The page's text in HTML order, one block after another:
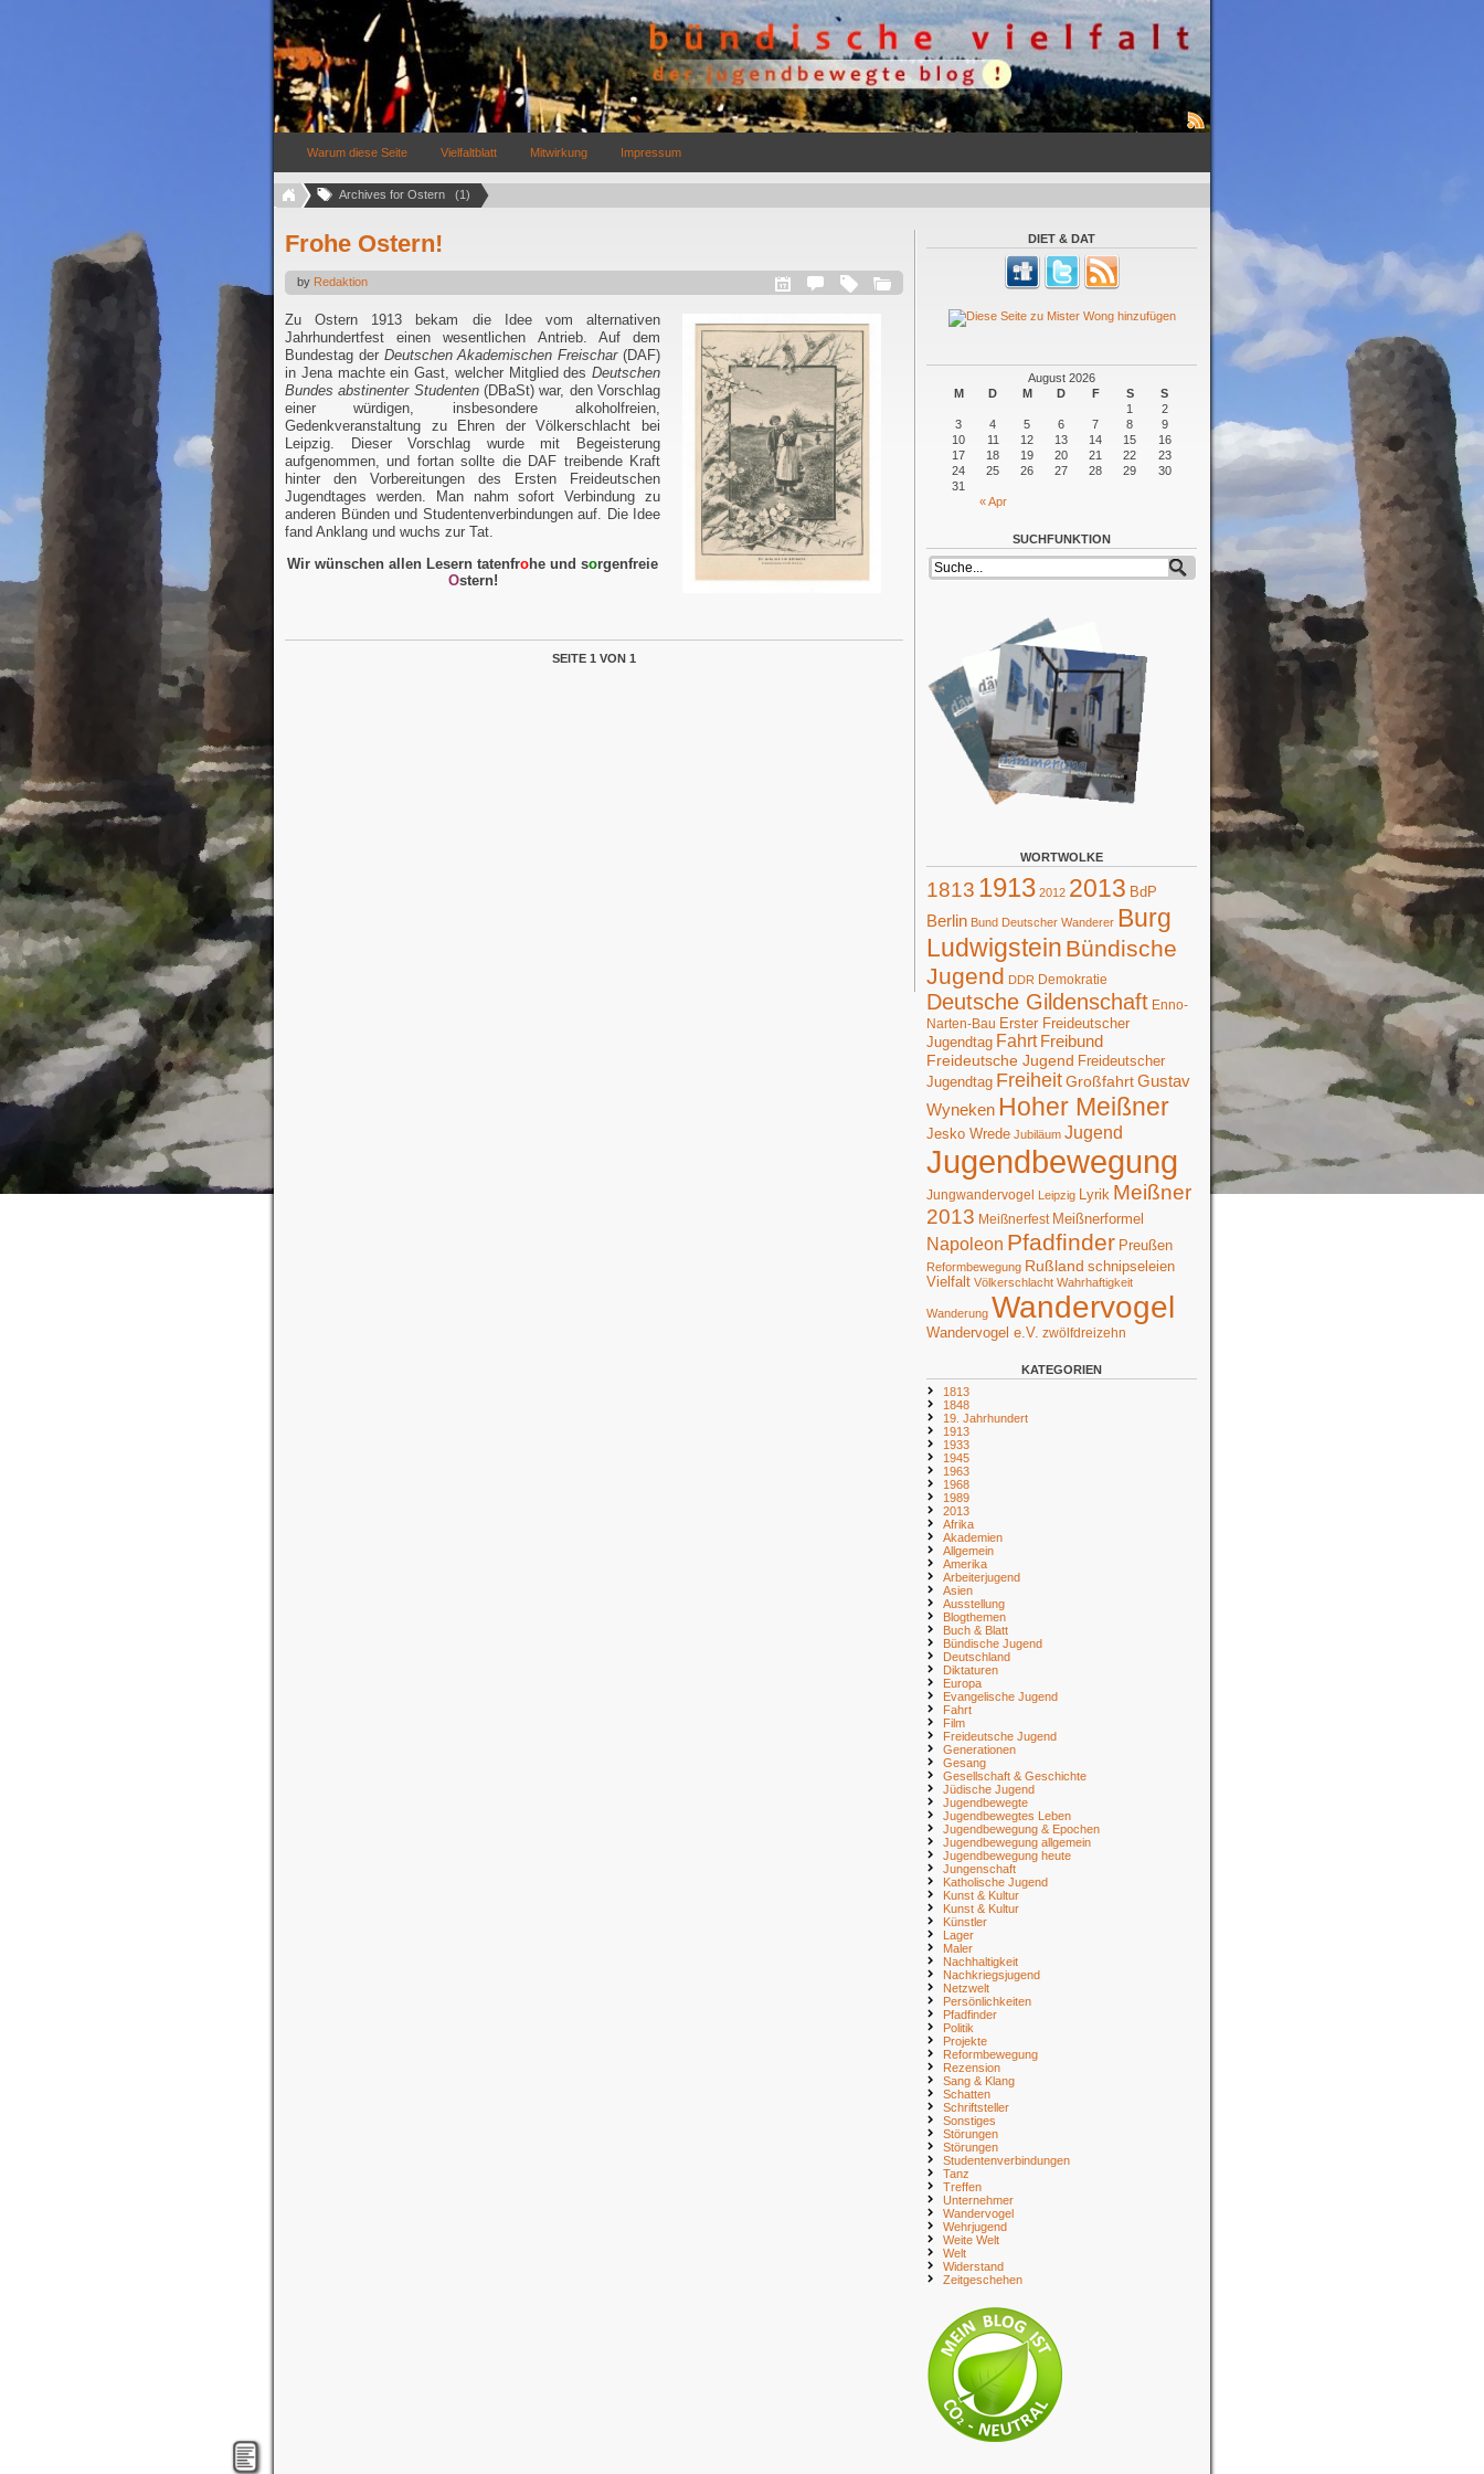
Warum diese Seite Vielfaltblatt Mitwirkung Impressum
Archives for Ostern   (1)
Frohe Ostern!
by Redaktion
Zu Ostern 1913 bekam die Idee vom alternativen
Jahrhundertfest einen wesentlichen Antrieb. Auf dem
Bundestag derDeutschen Akademischen Freischar(DAF)
in Jena machte ein Gast, welcher Mitglied des Deutschen
Bundes abstinenter Studenten(DBaSt) war, den Vorschlag
einer würdigen, insbesondere alkoholfreien,
Gedenkveranstaltung zu Ehren der Völkerschlacht bei
Leipzig. Dieser Vorschlag wurde mit Begeisterung
aufgenommen, und fortan sollte die DAF treibende Kraft
hinter den Vorbereitungen des Ersten Freideutschen
Jugendtages werden. Man nahm sofort Verbindung zu
anderen Bünden und Studentenverbindungen auf. Die Idee
fand Anklang und wuchs zur Tat.
Wir wünschen allen Lesern tatenfrohe und sorgenfreie
Ostern!
SEITE 1 VON 1
DIET & DAT
August 2026
M
D M D F S S
« Apr
1
2
3
4 5 6 7 8
9
10
11 12 13 14 15
16
17
18 19 20 21 22
23
24
25 26 27 28 29
30
31
SUCHFUNKTION
WORTWOLKE
1813 1913 2012 2013 BdP
Berlin Bund Deutscher Wanderer Burg
Ludwigstein Bündische
Jugend DDR Demokratie
Deutsche Gildenschaft Enno-
Narten-Bau Erster Freideutscher
Jugendtag Fahrt Freibund
Freideutsche Jugend Freideutscher
Jugendtag FreiheitGroßfahrtGustav
Wyneken Hoher Meißner
Jesko Wrede Jubiläum Jugend
Jugendbewegung
Jungwandervogel Leipzig Lyrik Meißner
2013 Meißnerfest Meißnerformel
Napoleon Pfadfinder Preußen
Reformbewegung Rußland schnipseleien
Vielfalt Völkerschlacht Wahrhaftigkeit
Wanderung Wandervogel
Wandervogel e.V. zwölfdreizehn
KATEGORIEN
1813
1848
19. Jahrhundert
1913
1933
1945
1963
1968
1989
2013
Afrika
Akademien
Allgemein
Amerika
Arbeiterjugend
Asien
Ausstellung
Blogthemen
Buch & Blatt
Bündische Jugend
Deutschland
Diktaturen
Europa
Evangelische Jugend
Fahrt
Film
Freideutsche Jugend
Generationen
Gesang
Gesellschaft & Geschichte
Jüdische Jugend
Jugendbewegte
Jugendbewegtes Leben
Jugendbewegung & Epochen
Jugendbewegung allgemein
Jugendbewegung heute
Jungenschaft
Katholische Jugend
Kunst & Kultur
Kunst & Kultur
Künstler
Lager
Maler
Nachhaltigkeit
Nachkriegsjugend
Netzwelt
Persönlichkeiten
Pfadfinder
Politik
Projekte
Reformbewegung
Rezension
Sang & Klang
Schatten
Schriftsteller
Sonstiges
Störungen
Störungen
Studentenverbindungen
Tanz
Treffen
Unternehmer
Wandervogel
Wehrjugend
Weite Welt
Welt
Widerstand
Zeitgeschehen